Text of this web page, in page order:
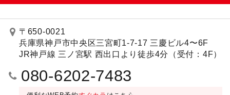
〒650-0021
兵庫県神戸市中央区三宮町1-7-17 三慶ビル4〜6F
JR神戸線 三ノ宮駅 西出口より徒歩4分（受付：4F）
080-6202-7483